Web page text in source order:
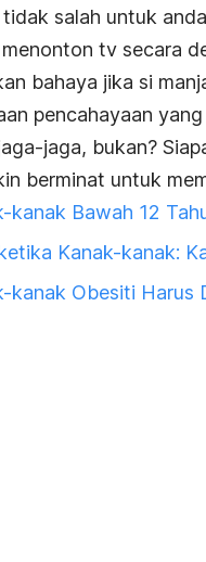
salah untuk
tv secara
bahaya jika si
pencahayaan
jaga, bukan?
berminat untuk
kanak Bawah 12
Kanak-kanak:
kanak Obesiti Harus